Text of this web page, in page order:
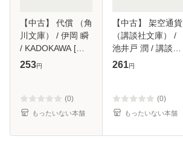
【中古】 代償 （角
川文庫） / 伊岡 瞬
/ KADOKAWA [文
庫]【メール便送料
253円
(0)
もったいない本舗
【中古】 架空通貨
（講談社文庫） /
池井戸 潤 / 講談社
[文庫]【メール便送
261円
(0)
もったいない本舗